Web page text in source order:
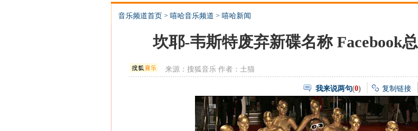
音乐频道首页 > 嘻哈音乐频道 > 嘻哈新闻
坎耶-韦斯特废弃新碟名称 Facebook
来源：搜狐音乐 作者：土猫
我来说两句(0) 复制链接